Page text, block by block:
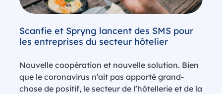
Scanfie et Spryng lancent des SMS pour
les entreprises du secteur hôtelier
Nouvelle coopération et nouvelle solution. Bien
que le coronavirus n’ait pas apporté grand-
chose de positif, le secteur de l’hôtellerie et de la